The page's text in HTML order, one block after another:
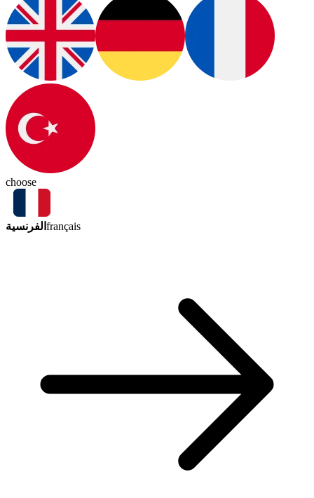
choose
الفرنسية français